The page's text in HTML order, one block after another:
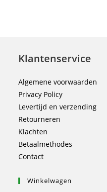
Klantenservice
Algemene voorwaarden
Privacy Policy
Levertijd en verzending
Retourneren
Klachten
Betaalmethodes
Contact
Winkelwagen